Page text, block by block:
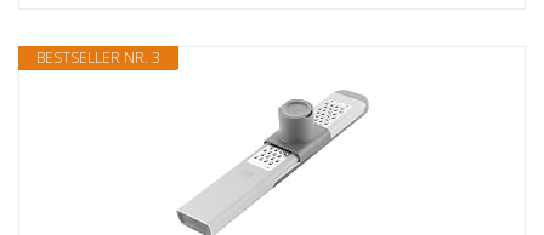
BESTSELLER NR. 3